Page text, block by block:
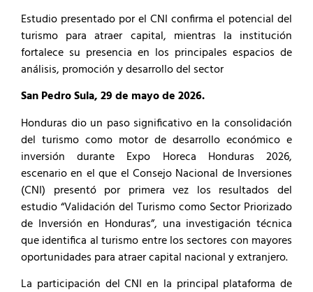
Estudio presentado por el CNI confirma el potencial del
turismo para atraer capital, mientras la institución
fortalece su presencia en los principales espacios de
análisis, promoción y desarrollo del sector
San Pedro Sula, 29 de mayo de 2026.
Honduras dio un paso significativo en la consolidación
del turismo como motor de desarrollo económico e
inversión durante Expo Horeca Honduras 2026,
escenario en el que el Consejo Nacional de Inversiones
(CNI) presentó por primera vez los resultados del
estudio “Validación del Turismo como Sector Priorizado
de Inversión en Honduras”, una investigación técnica
que identifica al turismo entre los sectores con mayores
oportunidades para atraer capital nacional y extranjero.
La participación del CNI en la principal plataforma de